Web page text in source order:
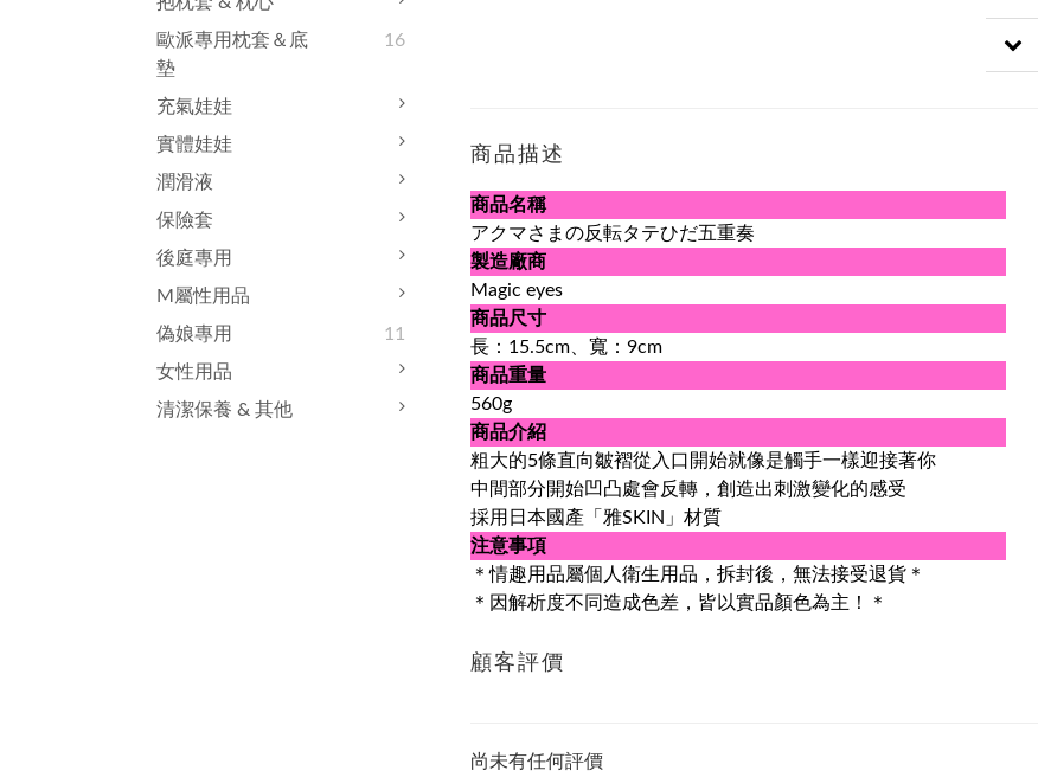
歐派專用枕套＆底
墊
16
充氣娃娃
實體娃娃
潤滑液
保險套
後庭專用
M屬性用品
偽娘專用
11
女性用品
清潔保養 & 其他
商品描述
商品名稱
アクマさまの反転タテひだ五重奏
製造廠商
Magic eyes
商品尺寸
長：15.5cm、寬：9cm
商品重量
560g
商品介紹
粗大的5條直向皺褶從入口開始就像是觸手一樣迎接著你
中間部分開始凹凸處會反轉，創造出刺激變化的感受
採用日本國產「雅SKIN」材質
注意事項
＊情趣用品屬個人衛生用品，拆封後，無法接受退貨＊
＊因解析度不同造成色差，皆以實品顏色為主！＊
顧客評價
尚未有任何評價